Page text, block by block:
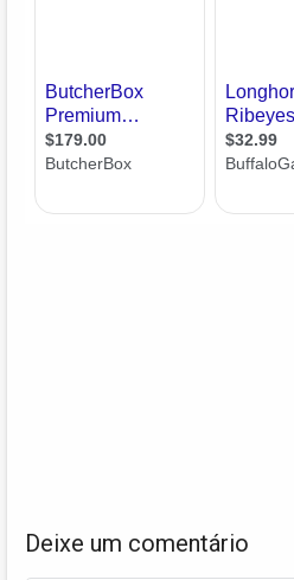
Deixe um comentário